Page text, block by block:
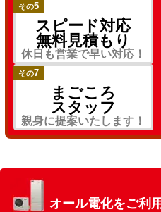
その5
スピード対応
無料見積もり
休日も営業で早い対応！
その7
まごころ
スタッフ
親身に提案いたします！
オール電化をご利